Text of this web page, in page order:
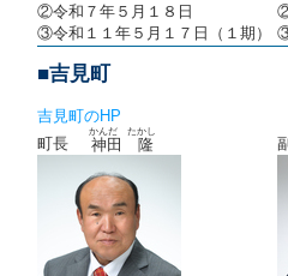
②令和７年５月１８日
③令和１１年５月１７日（１期）
■吉見町
吉見町のHP
町長
神田 隆
かんだ たかし